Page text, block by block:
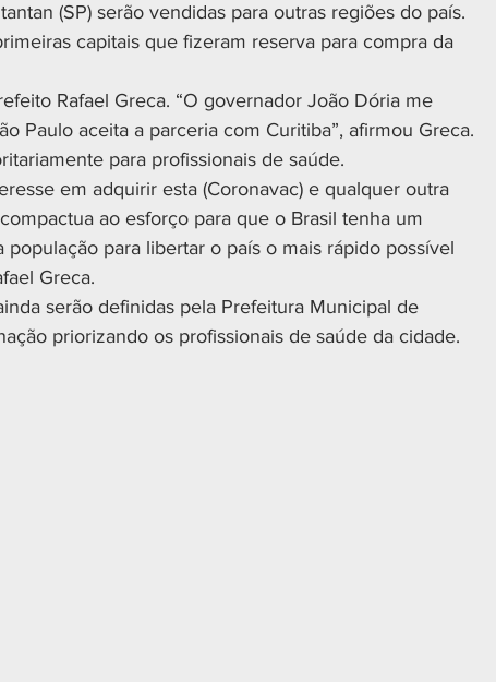
(SP) serão vendidas para outras regiões do país.
capitais que fizeram reserva para compra da
Rafael Greca. “O governador João Dória me
Paulo aceita a parceria com Curitiba”, afirmou Greca.
para profissionais de saúde.
em adquirir esta (Coronavac) e qualquer outra
ao esforço para que o Brasil tenha um
para libertar o país o mais rápido possível
Greca.
serão definidas pela Prefeitura Municipal de
priorizando os profissionais de saúde da cidade.